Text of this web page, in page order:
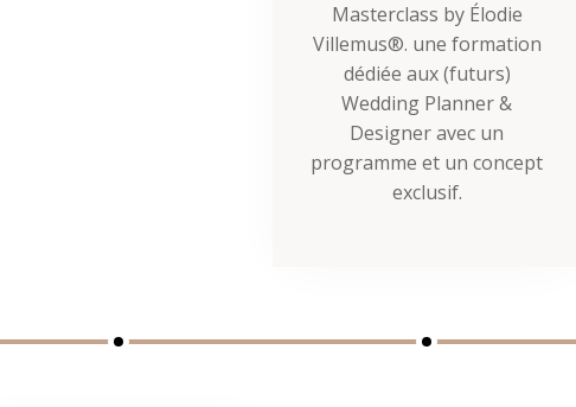
Masterclass by Élodie
Villemus®. une formation
dédiée aux (futurs)
Wedding Planner &
Designer avec un
programme et un concept
exclusif.